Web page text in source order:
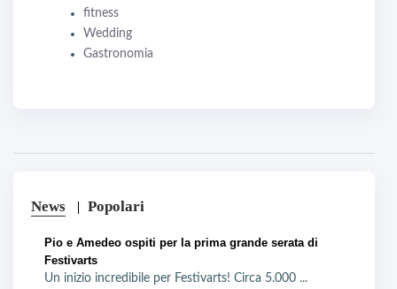
fitness
Wedding
Gastronomia
News Popolari
Pio e Amedeo ospiti per la prima grande serata di
Festivarts
Un inizio incredibile per Festivarts! Circa 5.000 ...